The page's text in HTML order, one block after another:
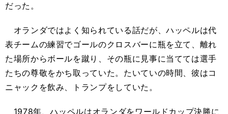
だった。
オランダではよく知られている話だが、ハッペルは代
表チームの練習でゴールのクロスバーに瓶を立て、離れ
た場所からボールを蹴り、その瓶に見事に当てては選手
たちの尊敬をかち取っていた。たいていの時間、彼はコ
ニャックを飲み、トランプをしていた。
1978年、ハッペルはオランダをワールドカップ決勝に